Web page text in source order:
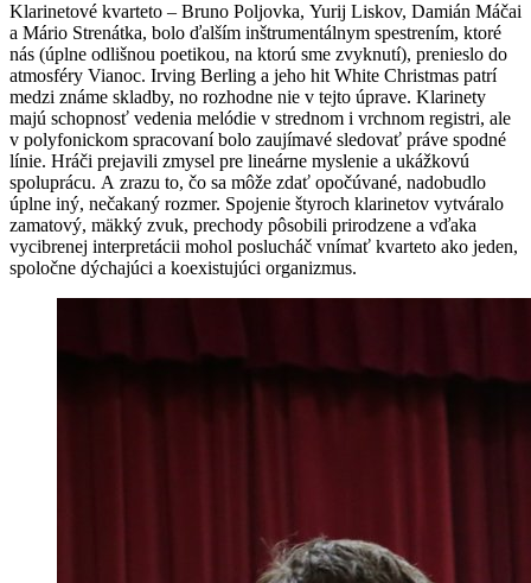
Klarinetové kvarteto – Bruno Poljovka, Yurij Liskov, Damián Máčai
a Mário Strenátka, bolo ďalším inštrumentálnym spestrením, ktoré
nás (úplne odlišnou poetikou, na ktorú sme zvyknutí), prenieslo do
atmosféry Vianoc. Irving Berling a jeho hit White Christmas patrí
medzi známe skladby, no rozhodne nie v tejto úprave. Klarinety
majú schopnosť vedenia melódie v strednom i vrchnom registri, ale
v polyfonickom spracovaní bolo zaujímavé sledovať práve spodné
línie. Hráči prejavili zmysel pre lineárne myslenie a ukážkovú
spoluprácu. A zrazu to, čo sa môže zdať opočúvané, nadobudlo
úplne iný, nečakaný rozmer. Spojenie štyroch klarinetov vytváralo
zamatový, mäkký zvuk, prechody pôsobili prirodzene a vďaka
vycibrenej interpretácii mohol poslucháč vnímať kvarteto ako jeden,
spoločne dýchajúci a koexistujúci organizmus.